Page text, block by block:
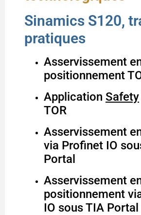
Sinamics S120,
pratiques
Asservissement
positionnement
Application Safety
TOR
Asservissement
via Profinet IO
Portal
Asservissement
positionnement
IO sous TIA Portal